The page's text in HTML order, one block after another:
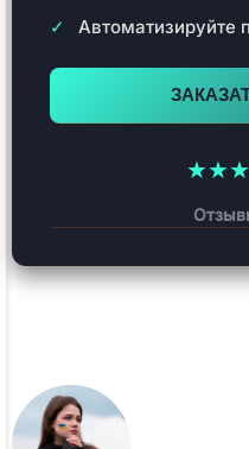
Автоматизируйте